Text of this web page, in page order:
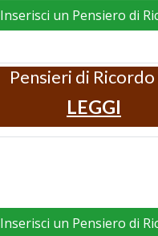
Inserisci un Pensiero di
Pensieri di Ricordo
LEGGI
Inserisci un Pensiero di